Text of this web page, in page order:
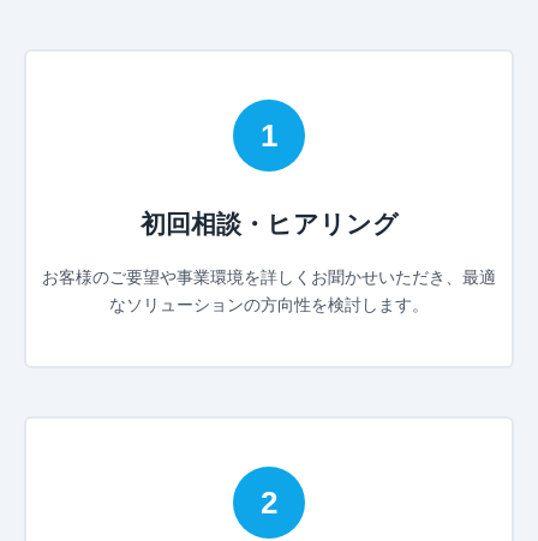
1
初回相談・ヒアリング
お客様のご要望や事業環境を詳しくお聞かせいただき、最適
なソリューションの方向性を検討します。
2